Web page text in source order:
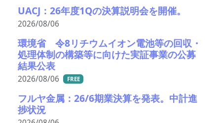
UACJ：26年度1Qの決算説明会を開催。
2026/08/06
環境省 令8リチウムイオン電池等の回収・
処理体制の構築等に向けた実証事業の公募
結果公表
2026/08/06 FREE
フルヤ金属：26/6期業決算を発表。中計進
捗状況